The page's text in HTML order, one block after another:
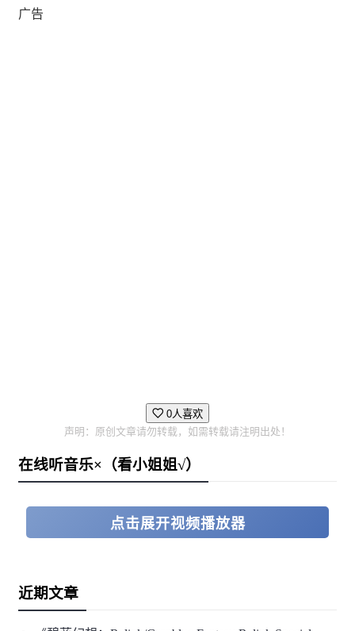
外，她不和任何人有往来。
广告
0人喜欢
声明：原创文章请勿转载，如需转载请注明出处！
在线听音乐×（看小姐姐√）
点击展开视频播放器
近期文章